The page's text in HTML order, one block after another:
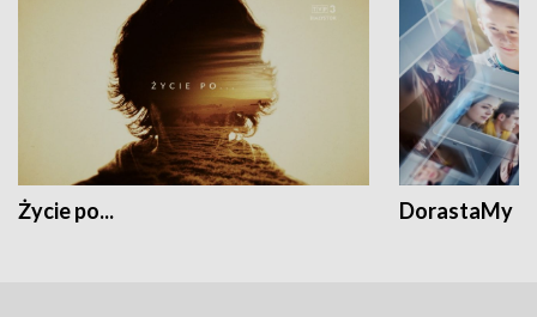
Życie po... DorastaMy